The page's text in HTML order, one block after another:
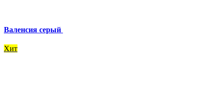
Валенсия серый
Хит